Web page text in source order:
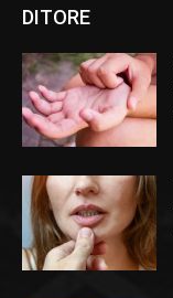
DITORE